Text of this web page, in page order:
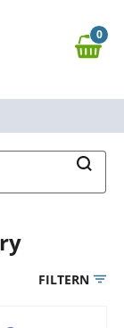
0,00 €
0
FILTERN